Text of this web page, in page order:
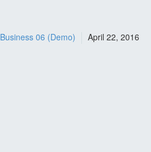
Business 06 (Demo) April 22, 2016